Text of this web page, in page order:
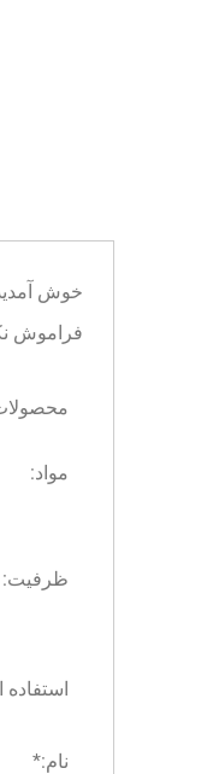
فراموش
مواد:
ظرفیت:
نام:*